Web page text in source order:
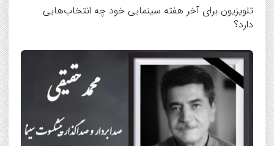
تلویزیون برای آخر هفته سینمایی خود چه انتخاب‌هایی
دارد؟